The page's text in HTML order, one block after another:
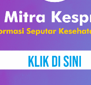
discussion talked about
Handling of Human
Legal and
from the different
collaboration between
including lawyers,